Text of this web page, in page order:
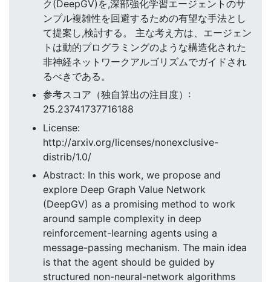
ク(DeepGV)を,深部強化学習エージェントのサ
ンプル複雑性を回避するための有望な手法とし
て提案し,検討する。 主な考え方は、エージェン
トは動的プログラミングのような構造化された
非神経ネットワークアルゴリズムでガイドされ
るべきである。
参考スコア（独自算出の注目度）:
25.23741737716188
License:
http://arxiv.org/licenses/nonexclusive-
distrib/1.0/
Abstract: In this work, we propose and
explore Deep Graph Value Network
(DeepGV) as a promising method to work
around sample complexity in deep
reinforcement-learning agents using a
message-passing mechanism. The main idea
is that the agent should be guided by
structured non-neural-network algorithms